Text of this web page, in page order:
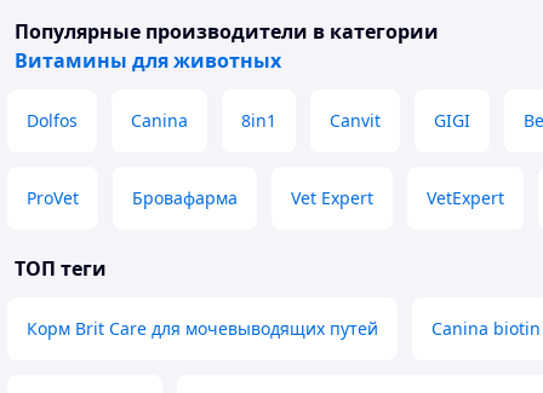
Популярные производители в категории
Витамины для животных
Dolfos Canina 8in1 Canvit GIGI
ProVet Бровафарма Vet Expert VetExpert
ТОП теги
Корм Brit Care для мочевыводящих путей Canina